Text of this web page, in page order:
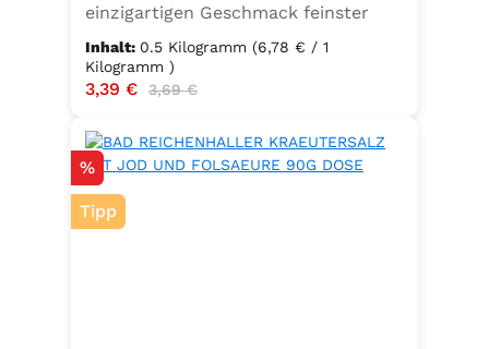
einzigartigen Geschmack feinster
Bandnudeln – mit den Zabler
Hochzeit Nudeln holst du dir echte
badische Qualität auf den Teller.
Hartweizengrieß, täglich frisch
aufgeschlagenen Eiern der
Güteklasse A und klarem
Trinkwasser, bieten diese Nudeln ein
Inhalt: 0.5 Kilogramm (6,78 € / 1
Kilogramm )
Verkaufspreis:
3,39 € Regulärer Preis:
3,69 €
Rabatt
%
Tipp